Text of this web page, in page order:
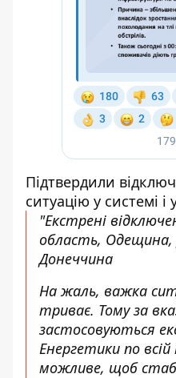
Підтвердили
ситуацію у системі і
"Екстрені
область,
Донеччина
На жаль, важка
триває. Тому за
застосовуються
Енергетики по всій
можливе, щоб